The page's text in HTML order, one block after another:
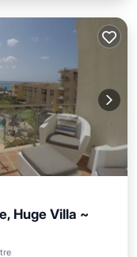
Huge Villa ~
Piscine